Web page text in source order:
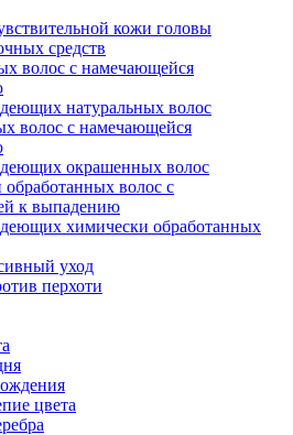
кожи головы
средств
волос с намечающейся
натуральных волос
волос с намечающейся
окрашенных волос
волос с
к выпадению
химически обработанных
уход
перхоти
цвета